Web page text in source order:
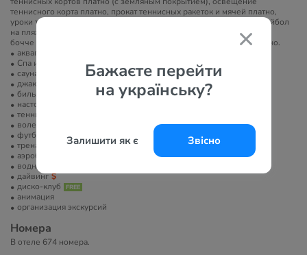
Бажаєте перейти
на українську?
Залишити як є Звісно
теннисного корта платно, прокат теннисных ракеток и мячей платно,
уроки тенниса платно, батут платно, аквааэробика бесплатно, волейбол
на пляже бесплатно, дартс бесплатно, водные виды спорта платно,
бочче бесплатно, водное поло бесплатно, игровые автоматы платно.
аквапарк или горки
Спа или велнес-центр
сауна/баня/хамам
джакузи
бильярд
настольный теннис
теннисный корт
волейбол
футбольное поле
тренажерный зал
аэробика
водные развлечения
дайвинг
диско-клуб
анимация
организация экскурсий
Номера
В отеле 674 номера.